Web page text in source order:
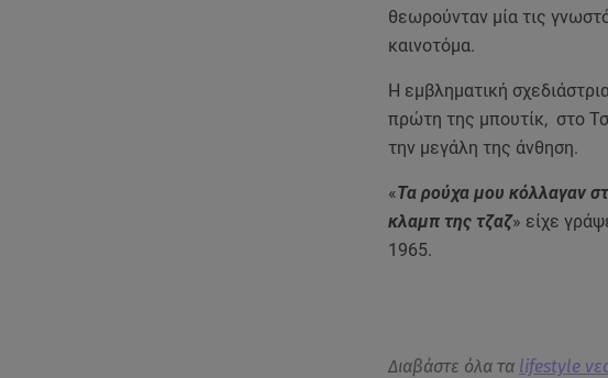
θεωρούνταν μία τις
καινοτόμα.
Η εμβληματική
πρώτη της μπουτίκ, στο
την μεγάλη της άνθηση.
«Τα ρούχα μου κόλλαγαν
κλαμπ της τζαζ» είχε
1965.
Διαβάστε όλα τα lifestyle